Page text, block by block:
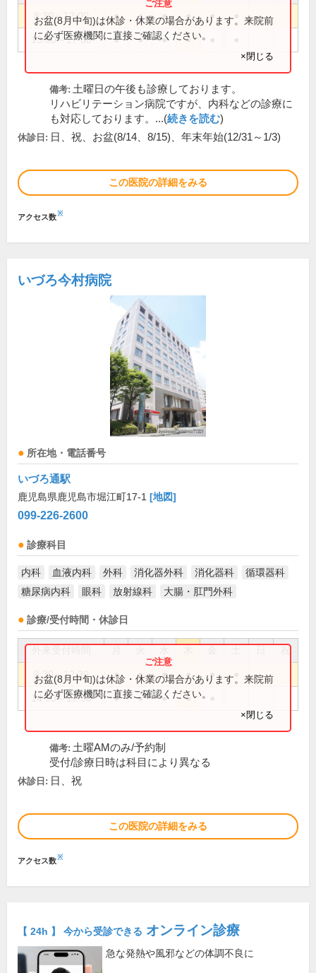
8:30～12:00 ● ● ● ● ●
13:30～17:00 ● ● ● ●
お盆(8月中旬)は休診・休業の場合があります。来院前
に必ず医療機関に直接ご確認ください。
×閉じる
備考: 土曜日の午後も診療しております。
リハビリテーション病院ですが、内科などの診療に
も対応しております。...(続きを読む)
休診日: 日、祝、お盆(8/14、8/15)、年末年始(12/31～1/3)
この医院の詳細をみる
アクセス数※
いづろ今村病院
所在地・電話番号
いづろ通駅
鹿児島県鹿児島市堀江町17-1 [地図]
099-226-2600
診療科目
内科 血液内科 外科 消化器外科 消化器科
循環器科
糖尿病内科
眼科 放射線科 大腸・肛門外科
診療/受付時間・休診日
祝
8:30～12:30 ● ● ● ● ●
14:00～17:30 ● ● ● ●
お盆(8月中旬)は休診・休業の場合があります。来院前
に必ず医療機関に直接ご確認ください。
×閉じる
備考: 土曜AMのみ/予約制
受付/診療日時は科目により異なる
休診日: 日、祝
この医院の詳細をみる
アクセス数※
【 24h 】 今から受診できる オンライン診療
急な発熱や風邪などの体調不良に